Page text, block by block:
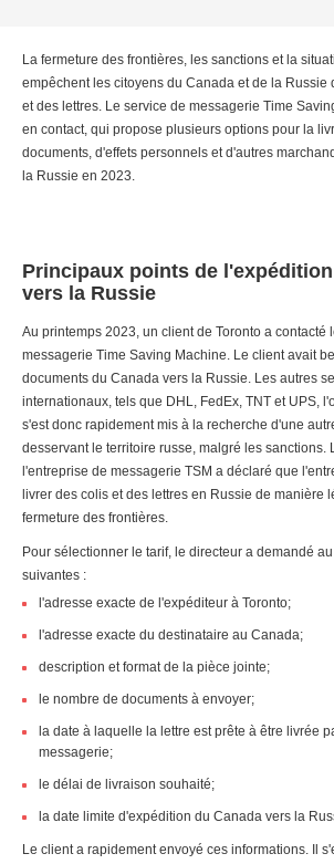
La fermeture des frontières, les sanctions et la
empêchent les citoyens du Canada et de la Russie
et des lettres. Le service de messagerie Time
en contact, qui propose plusieurs options pour la
documents, d'effets personnels et d'autres
la Russie en 2023.
Principaux points de
vers la Russie
Au printemps 2023, un client de Toronto a contacté
messagerie Time Saving Machine. Le client avait
documents du Canada vers la Russie. Les autres
internationaux, tels que DHL, FedEx, TNT et UPS,
s'est donc rapidement mis à la recherche d'une
desservant le territoire russe, malgré les sanctions.
l'entreprise de messagerie TSM a déclaré que
livrer des colis et des lettres en Russie de manière
fermeture des frontières.
Pour sélectionner le tarif, le directeur a demandé
suivantes :
l'adresse exacte de l'expéditeur à Toronto;
l'adresse exacte du destinataire au Canada;
description et format de la pièce jointe;
le nombre de documents à envoyer;
la date à laquelle la lettre est prête à être livrée
messagerie;
le délai de livraison souhaité;
la date limite d'expédition du Canada vers la
Le client a rapidement envoyé ces informations. Il